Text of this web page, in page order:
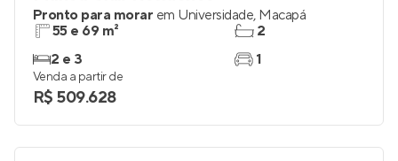
Pronto para morar em Universidade, Macapá
55 e 69 m²
2 e 3
2
1
Venda a partir de
R$ 509.628